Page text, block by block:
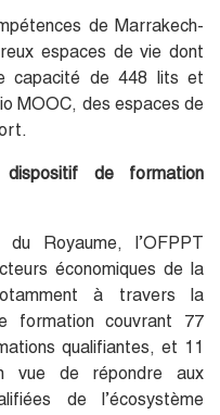
de Marrakech-
espaces de vie dont
capacité de 448 lits et
MOOC, des espaces de
de formation
Royaume, l’OFPPT
économiques de la
à travers la
formation couvrant 77
qualifiantes, et 11
vue de répondre aux
de l’écosystème